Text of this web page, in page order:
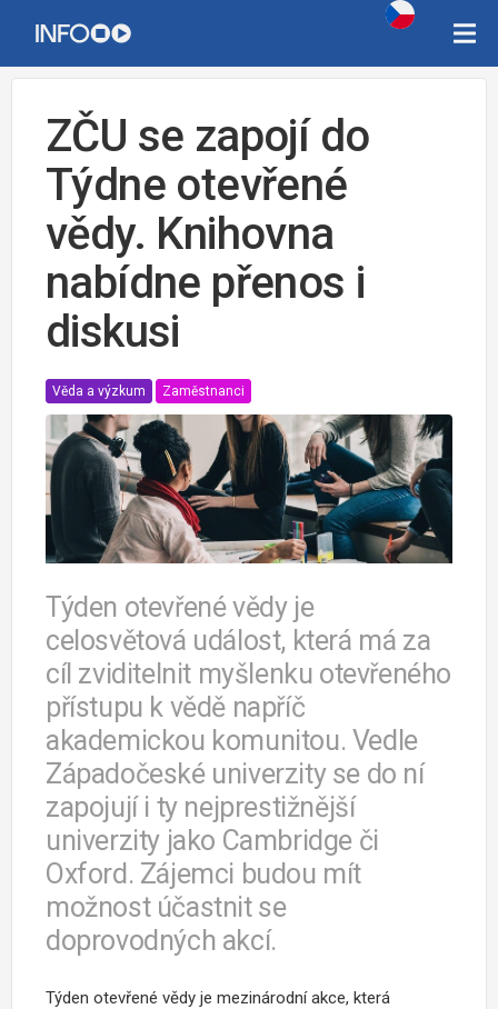
ZČU se zapojí do
Týdne otevřené
vědy. Knihovna
nabídne přenos i
diskusi
Věda a výzkum Zaměstnanci
Týden otevřené vědy je
celosvětová událost, která má za
cíl zviditelnit myšlenku otevřeného
přístupu k vědě napříč
akademickou komunitou. Vedle
Západočeské univerzity se do ní
zapojují i ty nejprestižnější
univerzity jako Cambridge či
Oxford. Zájemci budou mít
možnost účastnit se
doprovodných akcí.
Týden otevřené vědy je mezinárodní akce, která